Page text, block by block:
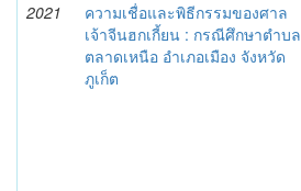
2021
ความเชื่อและพิธีกรรมของศาล
เจ้าจีนฮกเกี้ยน : กรณีศึกษาตำบล
ตลาดเหนือ อำเภอเมือง จังหวัด
ภูเก็ต